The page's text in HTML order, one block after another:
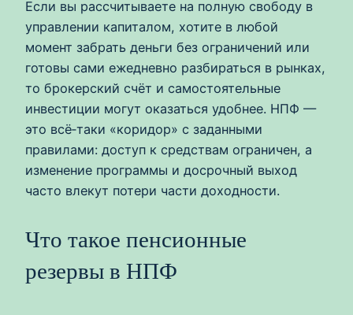
Если вы рассчитываете на полную свободу в
управлении капиталом, хотите в любой
момент забрать деньги без ограничений или
готовы сами ежедневно разбираться в рынках,
то брокерский счёт и самостоятельные
инвестиции могут оказаться удобнее. НПФ —
это всё‑таки «коридор» с заданными
правилами: доступ к средствам ограничен, а
изменение программы и досрочный выход
часто влекут потери части доходности.
Что такое пенсионные
резервы в НПФ